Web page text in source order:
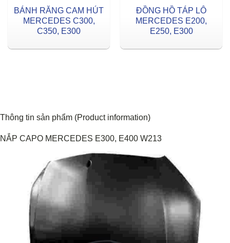
BÁNH RĂNG CAM HÚT
MERCEDES C300,
C350, E300
ĐỒNG HỒ TÁP LÔ
MERCEDES E200,
E250, E300
Thông tin sản phẩm (Product information)
NẮP CAPO MERCEDES E300, E400 W213